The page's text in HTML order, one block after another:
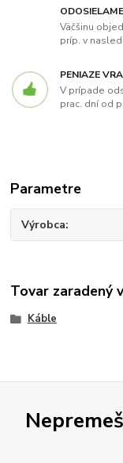
Väčšinu
príp. v
PENIAZE
V prípade
prac. dní od
Parametre
Výrobca
Tovar zaradený
Káble